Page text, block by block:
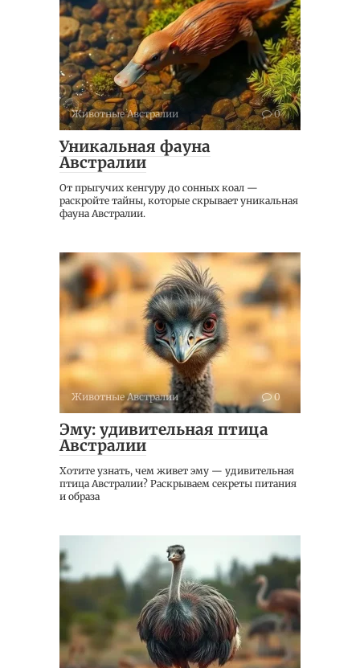
Животные Австралии 0
Уникальная фауна
Австралии
От прыгучих кенгуру до сонных коал —
раскройте тайны, которые скрывает уникальная
фауна Австралии.
Животные Австралии 0
Эму: удивительная птица
Австралии
Хотите узнать, чем живет эму — удивительная
птица Австралии? Раскрываем секреты питания
и образа